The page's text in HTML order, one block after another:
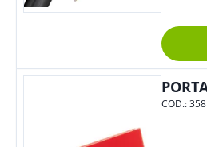
Da
Feito Por
COD.:358